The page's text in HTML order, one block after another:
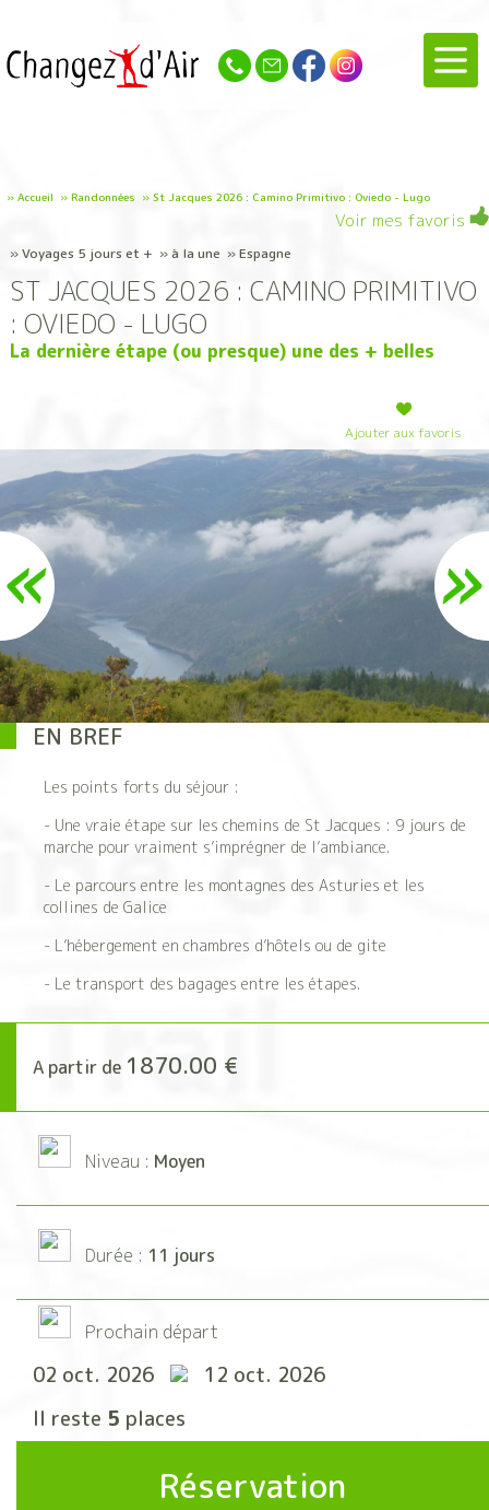
» Accueil » Randonnées » St Jacques 2026 : Camino Primitivo : Oviedo - Lugo
Voir mes favoris
» Voyages 5 jours et + » à la une » Espagne
ST JACQUES 2026 : CAMINO PRIMITIVO
: OVIEDO - LUGO
La dernière étape (ou presque) une des + belles
Ajouter aux favoris
EN BREF
Les points forts du séjour :
- Une vraie étape sur les chemins de St Jacques : 9 jours de
marche pour vraiment s’imprégner de l’ambiance.
- Le parcours entre les montagnes des Asturies et les
collines de Galice
- L’hébergement en chambres d’hôtels ou de gite
- Le transport des bagages entre les étapes.
A partir de 1870.00 €
Niveau : Moyen
Durée : 11 jours
Prochain départ
02 oct. 2026
12 oct. 2026
Il reste 5 places
Réservation